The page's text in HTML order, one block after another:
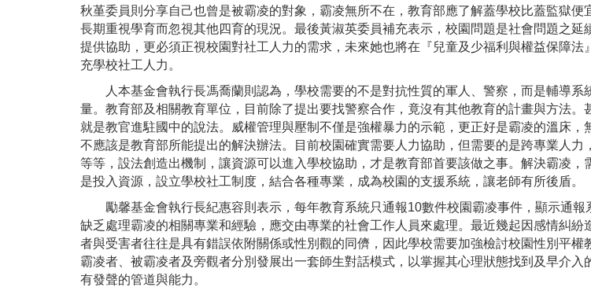
秋堇委員則分享自己也曾是被霸凌的對象，霸凌無所不在，教育部應了解蓋學校比蓋監獄便
長期重視學育而忽視其他四育的現況。最後黃淑英委員補充表示，校園問題是社會問題之延
提供協助，更必須正視校園對社工人力的需求，未來她也將在『兒童及少福利與權益保障法
充學校社工人力。
人本基金會執行長馮喬蘭則認為，學校需要的不是對抗性質的軍人、警察，而是輔導系
量。教育部及相關教育單位，目前除了提出要找警察合作，竟沒有其他教育的計畫與方法。
就是教官進駐國中的說法。威權管理與壓制不僅是強權暴力的示範，更正好是霸凌的溫床，
不應該是教育部所能提出的解決辦法。目前校園確實需要人力協助，但需要的是跨專業人力
等等，設法創造出機制，讓資源可以進入學校協助，才是教育部首要該做之事。解決霸凌，
是投入資源，設立學校社工制度，結合各種專業，成為校園的支援系統，讓老師有所後盾。
勵馨基金會執行長紀惠容則表示，每年教育系統只通報10數件校園霸凌事件，顯示通報
缺乏處理霸凌的相關專業和經驗，應交由專業的社會工作人員來處理。最近幾起因感情糾紛
者與受害者往往是具有錯誤依附關係或性別觀的同儕，因此學校需要加強檢討校園性別平權
霸凌者、被霸凌者及旁觀者分別發展出一套師生對話模式，以掌握其心理狀態找到及早介入
有發聲的管道與能力。